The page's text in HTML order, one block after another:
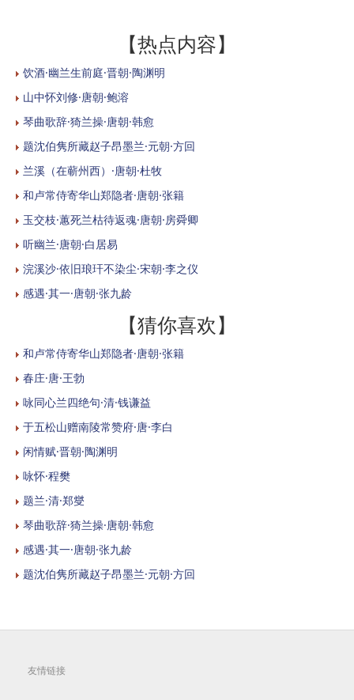
【热点内容】
饮酒·幽兰生前庭·晋朝·陶渊明
山中怀刘修·唐朝·鲍溶
琴曲歌辞·猗兰操·唐朝·韩愈
题沈伯隽所藏赵子昂墨兰·元朝·方回
兰溪（在蕲州西）·唐朝·杜牧
和卢常侍寄华山郑隐者·唐朝·张籍
玉交枝·蕙死兰枯待返魂·唐朝·房舜卿
听幽兰·唐朝·白居易
浣溪沙·依旧琅玕不染尘·宋朝·李之仪
感遇·其一·唐朝·张九龄
【猜你喜欢】
和卢常侍寄华山郑隐者·唐朝·张籍
春庄·唐·王勃
咏同心兰四绝句·清·钱谦益
于五松山赠南陵常赞府·唐·李白
闲情赋·晋朝·陶渊明
咏怀·程樊
题兰·清·郑燮
琴曲歌辞·猗兰操·唐朝·韩愈
感遇·其一·唐朝·张九龄
题沈伯隽所藏赵子昂墨兰·元朝·方回
友情链接